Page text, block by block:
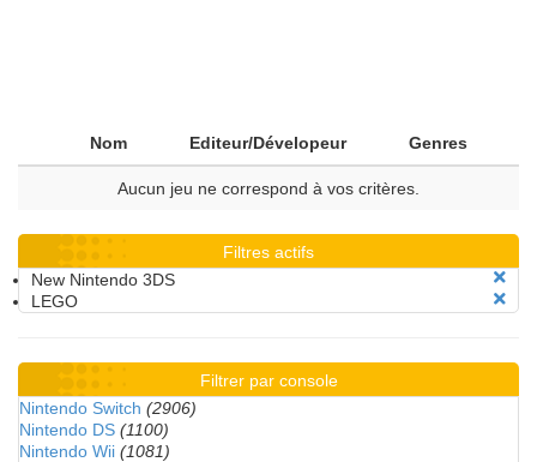
Nom Editeur/Dévelopeur Genres
Aucun jeu ne correspond à vos critères.
Filtres actifs
New Nintendo 3DS
LEGO
Filtrer par console
Nintendo Switch (2906)
Nintendo DS (1100)
Nintendo Wii (1081)